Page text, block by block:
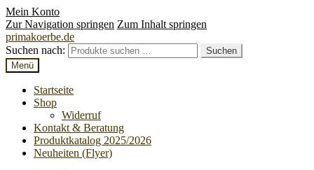
Mein Konto
Zur Navigation springen Zum Inhalt springen
primakoerbe.de
Suchen nach:
Suchen
Menü
Startseite
Shop
Widerruf
Kontakt & Beratung
Produktkatalog 2025/2026
Neuheiten (Flyer)